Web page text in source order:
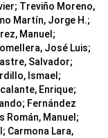
Treviño Moreno,
Martín, Jorge H.;
Manuel;
José Luis;
Salvador;
Ismael;
Enrique;
Fernández
Román, Manuel;
Carmona Lara,